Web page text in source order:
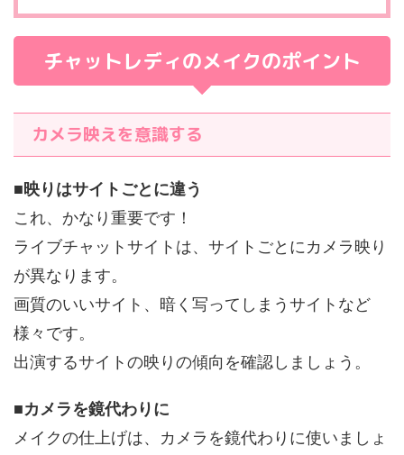
チャットレディのメイクのポイント
カメラ映えを意識する
■ 映りはサイトごとに違う
これ、かなり重要です！
ライブチャットサイトは、サイトごとにカメラ映り
が異なります。
画質のいいサイト、暗く写ってしまうサイトなど
様々です。
出演するサイトの映りの傾向を確認しましょう。
■カメラを鏡代わりに
メイクの仕上げは、カメラを鏡代わりに使いましょ